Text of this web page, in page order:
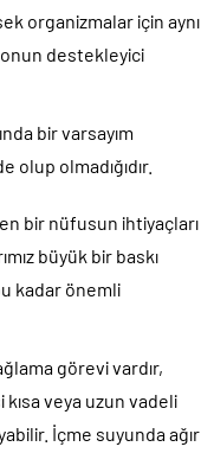
organizmalar için aynı
destekleyici
bir varsayım
olup olmadığıdır.
bir nüfusun ihtiyaçları
büyük bir baskı
kadar önemli
görevi vardır,
veya uzun vadeli
İçme suyunda ağır